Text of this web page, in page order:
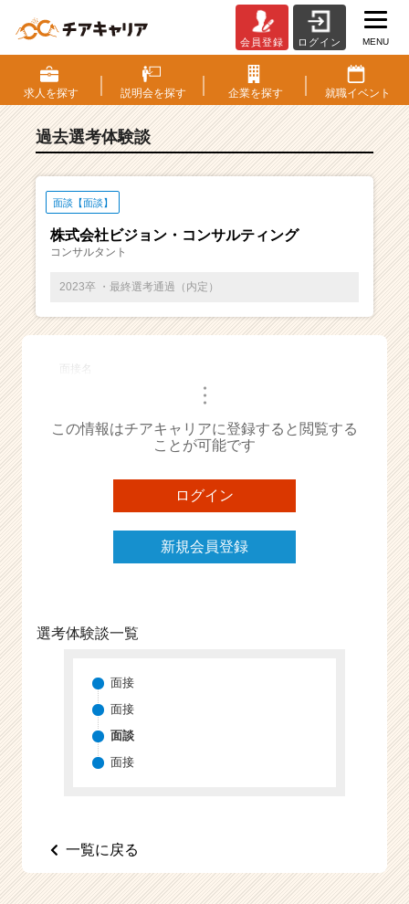
S・
選
考
験
ベ
チ
ー・
成
ら
ス
ト
が
届
く
r
会員登録 ログイン MENU
求人を探す 説明会を探す 企業を探す 就職イベント
過去選考体験談
面談【面談】
株式会社ビジョン・コンサルティング
コンサルタント
2023卒 ・最終選考通過（内定）
面接名
・・・
この情報はチアキャリアに登録すると閲覧する
ことが可能です
ログイン
新規会員登録
選考体験談一覧
面接
面接
面談
面接
一覧に戻る